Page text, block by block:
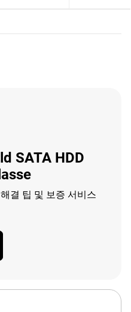
SATA HDD
결 팁 및 보증 서비스